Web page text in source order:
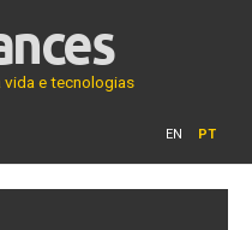
vida e tecnologias
EN PT